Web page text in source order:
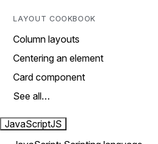
LAYOUT COOKBOOK
Column layouts
Centering an element
Card component
See all…
JavaScriptJS